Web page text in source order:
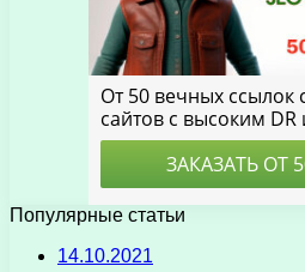
Популярные статьи
14.10.2021